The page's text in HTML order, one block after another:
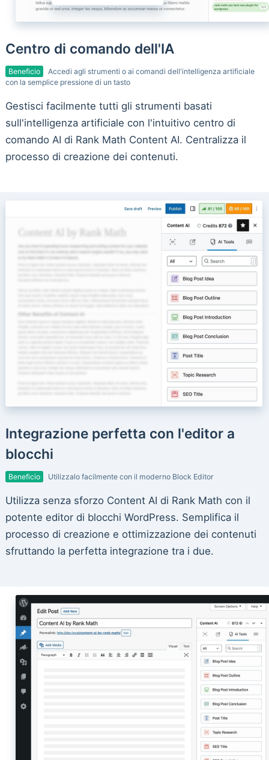
Centro di comando dell'IA
Beneficio
Accedi agli strumenti o ai comandi dell'intelligenza artificiale
con la semplice pressione di un tasto
Gestisci facilmente tutti gli strumenti basati
sull'intelligenza artificiale con l'intuitivo centro di
comando AI di Rank Math Content AI. Centralizza il
processo di creazione dei contenuti.
Integrazione perfetta con l'editor a
blocchi
Beneficio Utilizzalo facilmente con il moderno Block Editor
Utilizza senza sforzo Content AI di Rank Math con il
potente editor di blocchi WordPress. Semplifica il
processo di creazione e ottimizzazione dei contenuti
sfruttando la perfetta integrazione tra i due.